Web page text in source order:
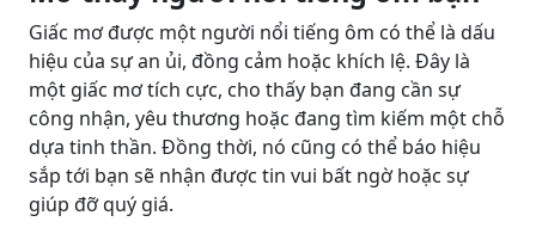
Giấc mơ được một người nổi tiếng ôm có thể là dấu
hiệu của sự an ủi, đồng cảm hoặc khích lệ. Đây là
một giấc mơ tích cực, cho thấy bạn đang cần sự
công nhận, yêu thương hoặc đang tìm kiếm một chỗ
dựa tinh thần. Đồng thời, nó cũng có thể báo hiệu
sắp tới bạn sẽ nhận được tin vui bất ngờ hoặc sự
giúp đỡ quý giá.